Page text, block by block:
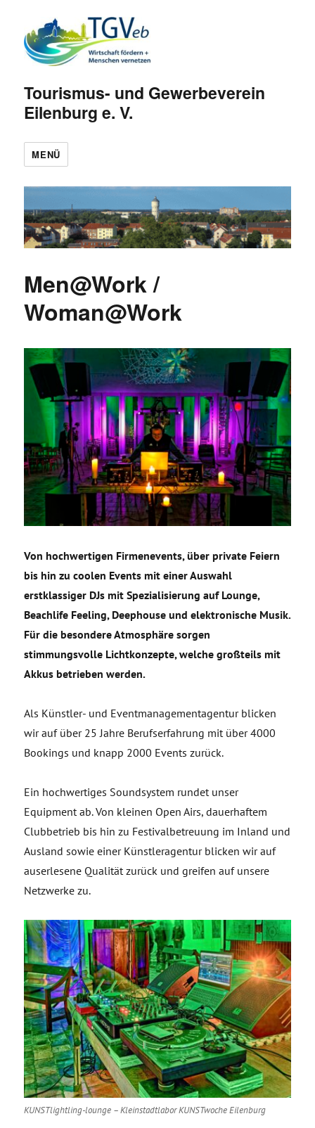
Tourismus- und Gewerbeverein
Eilenburg e. V.
MENÜ
Men@Work /
Woman@Work
Von hochwertigen Firmenevents, über private Feiern
bis hin zu coolen Events mit einer Auswahl
erstklassiger DJs mit Spezialisierung auf Lounge,
Beachlife Feeling, Deephouse und elektronische Musik.
Für die besondere Atmosphäre sorgen
stimmungsvolle Lichtkonzepte, welche großteils mit
Akkus betrieben werden.
Als Künstler- und Eventmanagementagentur blicken
wir auf über 25 Jahre Berufserfahrung mit über 4000
Bookings und knapp 2000 Events zurück.
Ein hochwertiges Soundsystem rundet unser
Equipment ab. Von kleinen Open Airs, dauerhaftem
Clubbetrieb bis hin zu Festivalbetreuung im Inland und
Ausland sowie einer Künstleragentur blicken wir auf
auserlesene Qualität zurück und greifen auf unsere
Netzwerke zu.
KUNSTlightling-lounge – Kleinstadtlabor KUNSTwoche Eilenburg